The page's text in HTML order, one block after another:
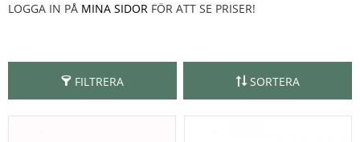
LOGGA IN PÅ MINA SIDOR FÖR ATT SE PRISER!
FILTRERA SORTERA